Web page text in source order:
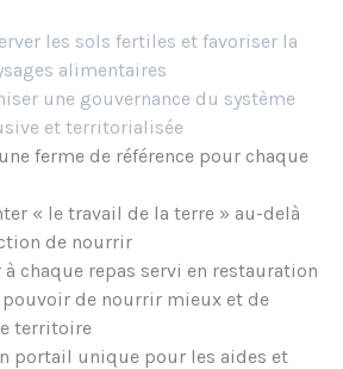
les sols fertiles et favoriser la
alimentaires
une gouvernance du système
et territorialisée
ferme de référence pour chaque
« le travail de la terre » au-delà
de nourrir
chaque repas servi en restauration
de nourrir mieux et de
territoire
portail unique pour les aides et